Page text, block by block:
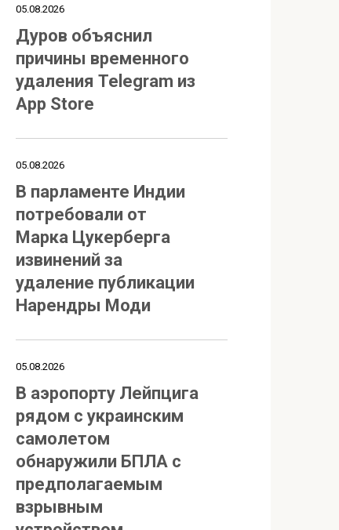
05.08.2026
Дуров объяснил
причины временного
удаления Telegram из
App Store
05.08.2026
В парламенте Индии
потребовали от
Марка Цукерберга
извинений за
удаление публикации
Нарендры Моди
05.08.2026
В аэропорту Лейпцига
рядом с украинским
самолетом
обнаружили БПЛА с
предполагаемым
взрывным